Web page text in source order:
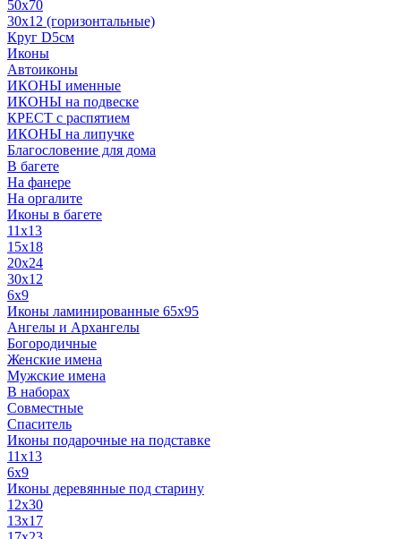
50x70
30x12 (горизонтальные)
Круг D5см
Иконы
Автоиконы
ИКОНЫ именные
ИКОНЫ на подвеске
КРЕСТ с распятием
ИКОНЫ на липучке
Благословение для дома
В багете
На фанере
На оргалите
Иконы в багете
11x13
15x18
20x24
30х12
6x9
Иконы ламинированные 65x95
Ангелы и Архангелы
Богородичные
Женские имена
Мужские имена
В наборах
Совместные
Спаситель
Иконы подарочные на подставке
11x13
6x9
Иконы деревянные под старину
12х30
13x17